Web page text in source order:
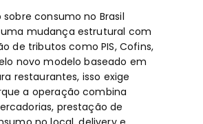
consumo no Brasil
mudança estrutural com
de tributos como PIS, Cofins,
novo modelo baseado em
restaurantes, isso exige
a operação combina
prestação de